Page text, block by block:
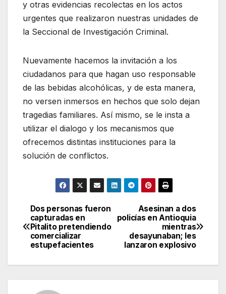
y otras evidencias recolectas en los actos
urgentes que realizaron nuestras unidades de
la Seccional de Investigación Criminal.
Nuevamente hacemos la invitación a los
ciudadanos para que hagan uso responsable
de las bebidas alcohólicas, y de esta manera,
no versen inmersos en hechos que solo dejan
tragedias familiares. Así mismo, se le insta a
utilizar el dialogo y los mecanismos que
ofrecemos distintas instituciones para la
solución de conflictos.
Navegación
de
entradas
Asesinan a dos
policías en Antioquia
mientras
desayunaban; les
lanzaron explosivo
Dos personas fueron
capturadas en
Pitalito pretendiendo
comercializar
estupefacientes